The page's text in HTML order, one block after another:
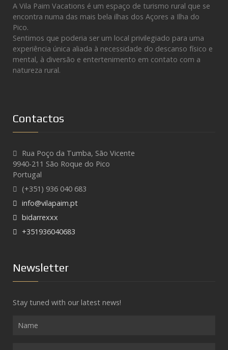
A Vila Paim Vacations é um espaço de turismo rural que se
encontra numa das mais bela ilhas dos Açores a Ilha do
Pico.
Sentimos que poderia ser um local privilegiado para uma
experiência única aliada à necessidade do descanso físico e
mental, à diversão e entertenimento em contato com a
natureza rural.
Contactos
Rua Poço da Tumba, São Vicente
9940-211 São Roque do Pico
Portugal
(+351) 936 040 683
info@vilapaim.pt
bidarrexxx
+351936040683
Newsletter
Stay tuned with our latest news!